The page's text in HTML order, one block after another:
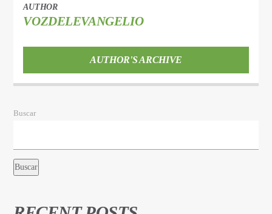
AUTHOR
VOZDELEVANGELIO
AUTHOR'S ARCHIVE
Buscar
Buscar